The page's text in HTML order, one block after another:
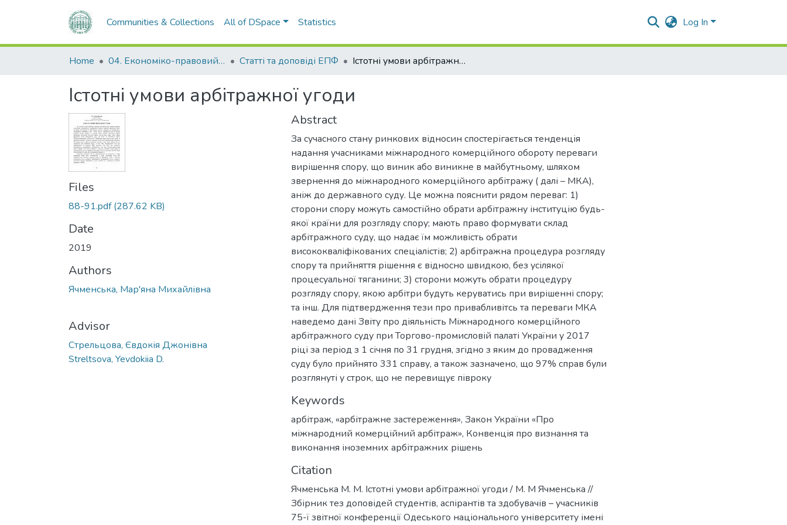
Communities & Collections All of DSpace Statistics Log In
Home 04. Економіко-правовий факультет Статті та доповіді ЕПФ Істотні умови арбітражної угоди
Істотні умови арбітражної угоди
Files
88-91.pdf(287.62 KB)
Date
2019
Authors
Ячменська, Мар'яна Михайлівна
Advisor
Стрельцова, Євдокія Джонівна
Streltsova, Yevdokiia D.
Abstract
За сучасного стану ринкових відносин спостерігається тенденція
надання учасниками міжнародного комерційного обороту переваги
вирішення спору, що виник або виникне в майбутньому, шляхом
звернення до міжнародного комерційного арбітражу ( далі – МКА),
аніж до державного суду. Це можна пояснити рядом переваг: 1)
сторони спору можуть самостійно обрати арбітражну інституцію будь-
якої країни для розгляду спору; мають право формувати склад
арбітражного суду, що надає їм можливість обрати
висококваліфікованих спеціалістів; 2) арбітражна процедура розгляду
спору та прийняття рішення є відносно швидкою, без усілякої
процесуальної тяганини; 3) сторони можуть обрати процедуру
розгляду спору, якою арбітри будуть керуватись при вирішенні спору;
та інш. Для підтвердження тези про привабливітсь та переваги МКА
наведемо дані Звіту про діяльність Міжнародного комерційного
арбітражного суду при Торгово-промисловій палаті України у 2017
ріці за період з 1 січня по 31 грудня, згідно з яким до провадження
суду було прийнято 331 справу, а також зазначено, що 97% справ були
розглянуті у строк, що не перевищує півроку
Keywords
арбітраж, «арбітражне застереження», Закон України «Про
міжнародний комерційний арбітраж», Конвенція про визнання та
виконання іноземних арбітражних рішень
Citation
Ячменська М. М. Істотні умови арбітражної угоди / М. М Ячменська //
Збірник тез доповідей студентів, аспірантів та здобувачів – учасників
75-ї звітної конференції Одеського національного університету імені